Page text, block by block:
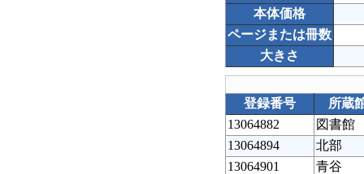
本体価格
ページまたは冊数
大きさ
登録番号
所蔵
13064882
図書館
13064894
北部
13064901
青谷